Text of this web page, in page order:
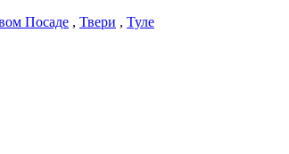
Посаде , Твери , Туле